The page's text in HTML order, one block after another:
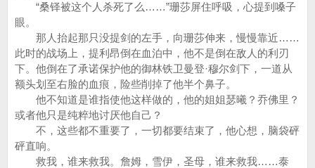
“桑铎被这个人杀死了么……”珊莎屏住呼吸，心提到嗓子
眼。
那人抬起那只没提剑的左手，向珊莎伸来，慢慢靠近……
此时的战场上，提利昂倒在血泊中，他不是倒在敌人的利刃
下。他倒在了承诺保护他的御林铁卫曼登·穆尔剑下，一道从
额头划至右脸的血痕，险些削掉了他半个鼻子。
他不知道是谁指使他这样做的，他的姐姐瑟曦？乔佛里？
或者他只是纯粹地讨厌他自己？
不，这些都不重要了，一切都要结束了，他心想，脑袋砰
砰直响。
救我，谁来救我。詹姆，雪伊，圣母，谁来救我……泰